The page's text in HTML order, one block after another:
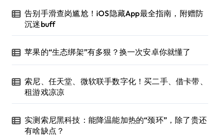
告别手滑查岗尴尬！iOS隐藏App最全指南，附赠防
沉迷buff
苹果的“生态绑架”有多狠？换一次安卓你就懂了
索尼、任天堂、微软联手数字化！买二手、借卡带、
租游戏凉凉
实测索尼黑科技：能降温能加热的“颈环”，除了贵还
有啥缺点？